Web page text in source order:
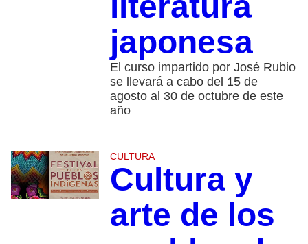
japonesa
El curso impartido por José Rubio
se llevará a cabo del 15 de
agosto al 30 de octubre de este
año
CULTURA
Cultura y
arte de los